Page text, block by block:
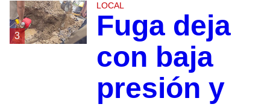
3
LOCAL
Fuga deja
con baja
presión y